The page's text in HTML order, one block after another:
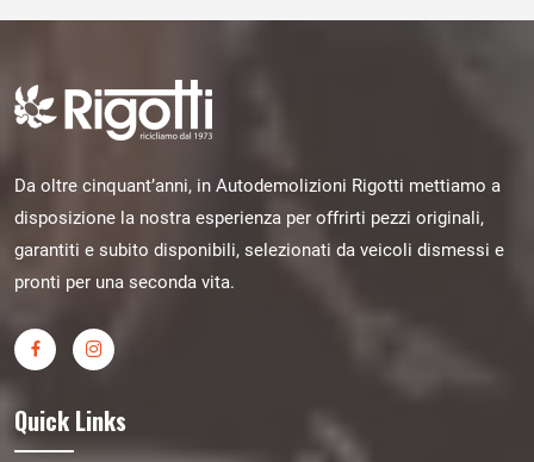
Da oltre cinquant’anni, in Autodemolizioni Rigotti mettiamo a
disposizione la nostra esperienza per offrirti pezzi originali,
garantiti e subito disponibili, selezionati da veicoli dismessi e
pronti per una seconda vita.
Quick Links